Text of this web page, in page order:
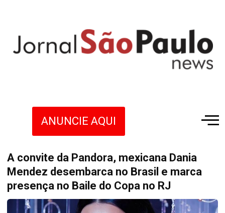
ANUNCIE AQUI
A convite da Pandora, mexicana Dania
Mendez desembarca no Brasil e marca
presença no Baile do Copa no RJ